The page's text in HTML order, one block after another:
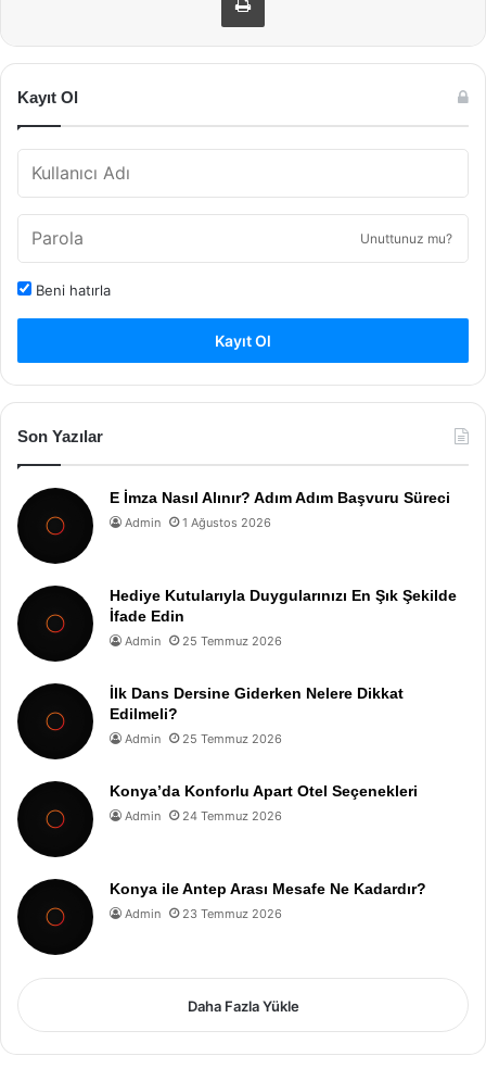
Kayıt Ol
Unuttunuz mu?
Beni hatırla
Kayıt Ol
Son Yazılar
E İmza Nasıl Alınır? Adım Adım Başvuru Süreci
Admin 1 Ağustos 2026
Hediye Kutularıyla Duygularınızı En Şık Şekilde
İfade Edin
Admin 25 Temmuz 2026
İlk Dans Dersine Giderken Nelere Dikkat
Edilmeli?
Admin 25 Temmuz 2026
Konya’da Konforlu Apart Otel Seçenekleri
Admin 24 Temmuz 2026
Konya ile Antep Arası Mesafe Ne Kadardır?
Admin 23 Temmuz 2026
Daha Fazla Yükle